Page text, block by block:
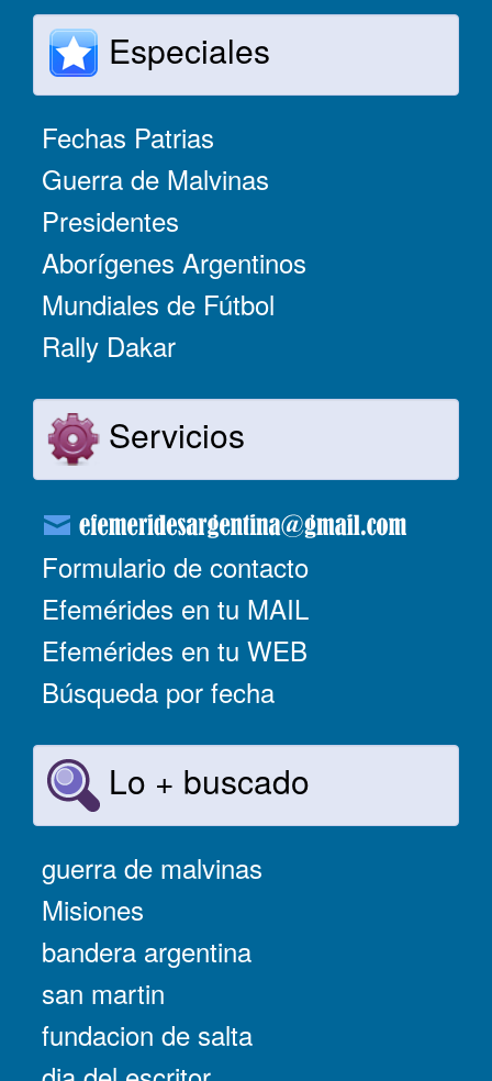
Especiales
Fechas Patrias
Guerra de Malvinas
Presidentes
Aborígenes Argentinos
Mundiales de Fútbol
Rally Dakar
Servicios
Formulario de contacto
Efemérides en tu MAIL
Efemérides en tu WEB
Búsqueda por fecha
Lo + buscado
guerra de malvinas
Misiones
bandera argentina
san martin
fundacion de salta